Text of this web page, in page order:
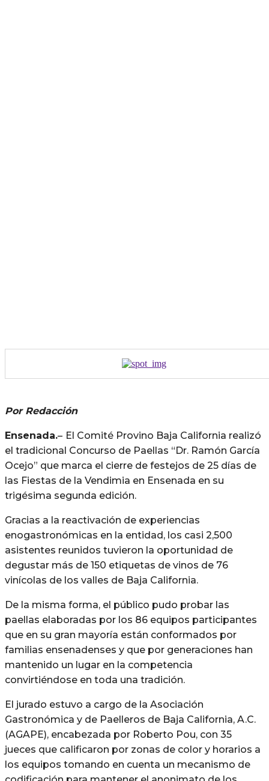
Por Redacción
Ensenada.– El Comité Provino Baja California realizó
el tradicional Concurso de Paellas “Dr. Ramón García
Ocejo” que marca el cierre de festejos de 25 días de
las Fiestas de la Vendimia en Ensenada en su
trigésima segunda edición.
Gracias a la reactivación de experiencias
enogastronómicas en la entidad, los casi 2,500
asistentes reunidos tuvieron la oportunidad de
degustar más de 150 etiquetas de vinos de 76
vinícolas de los valles de Baja California.
De la misma forma, el público pudo probar las
paellas elaboradas por los 86 equipos participantes
que en su gran mayoría están conformados por
familias ensenadenses y que por generaciones han
mantenido un lugar en la competencia
convirtiéndose en toda una tradición.
El jurado estuvo a cargo de la Asociación
Gastronómica y de Paelleros de Baja California, A.C.
(AGAPE), encabezada por Roberto Pou, con 35
jueces que calificaron por zonas de color y horarios a
los equipos tomando en cuenta un mecanismo de